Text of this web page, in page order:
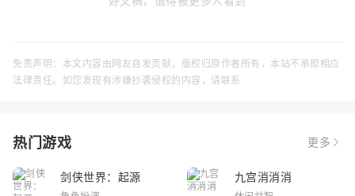
免责声明：本文内容由网友自发贡献，版权归原作者所有，本站不承担相应
法律责任。如您发现有涉嫌抄袭侵权的内容，请联系
热门游戏 更多
剑侠世界：起源 九宫消消消